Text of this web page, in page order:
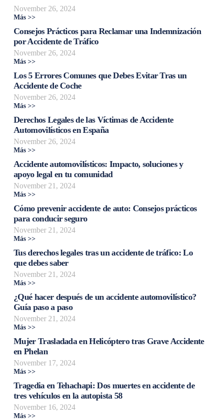
November 26, 2024
Más >>
Consejos Prácticos para Reclamar una Indemnización
por Accidente de Tráfico
November 26, 2024
Más >>
Los 5 Errores Comunes que Debes Evitar Tras un
Accidente de Coche
November 26, 2024
Más >>
Derechos Legales de las Víctimas de Accidente
Automovilísticos en España
November 26, 2024
Más >>
Accidente automovilísticos: Impacto, soluciones y
apoyo legal en tu comunidad
November 21, 2024
Más >>
Cómo prevenir accidente de auto: Consejos prácticos
para conducir seguro
November 21, 2024
Más >>
Tus derechos legales tras un accidente de tráfico: Lo
que debes saber
November 21, 2024
Más >>
¿Qué hacer después de un accidente automovilístico?
Guía paso a paso
November 21, 2024
Más >>
Mujer Trasladada en Helicóptero tras Grave Accidente
en Phelan
November 17, 2024
Más >>
Tragedia en Tehachapi: Dos muertes en accidente de
tres vehículos en la autopista 58
November 16, 2024
Más >>